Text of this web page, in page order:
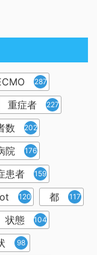
287
重症者 227
数 202
院 176
患者 159
120 都 117
状態 104
98